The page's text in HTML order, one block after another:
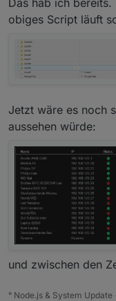
Das hab ich bereits.
obiges Script läuft
Jetzt wäre es noch
aussehen würde:
und zwischen den
° Node.js & System